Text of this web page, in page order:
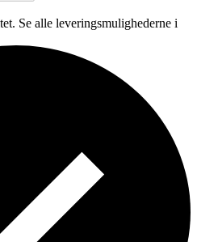
Se alle leveringsmulighederne i